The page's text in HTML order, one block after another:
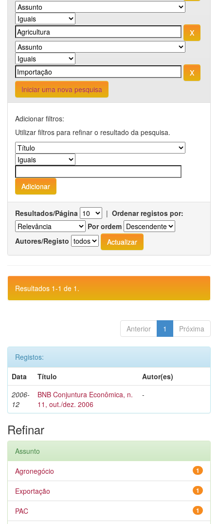
Iniciar uma nova pesquisa
Adicionar filtros:
Utilizar filtros para refinar o resultado da pesquisa.
Resultados/Página | Ordenar registos por:
Por ordem
Autores/Registo
Resultados 1-1 de 1.
Anterior 1 Próxima
Registos:
Data
Título
Autor(es)
2006-
12
BNB Conjuntura Econômica, n.
11, out./dez. 2006
-
Refinar
Assunto
1
Agronegócio
1
Exportação
1
PAC